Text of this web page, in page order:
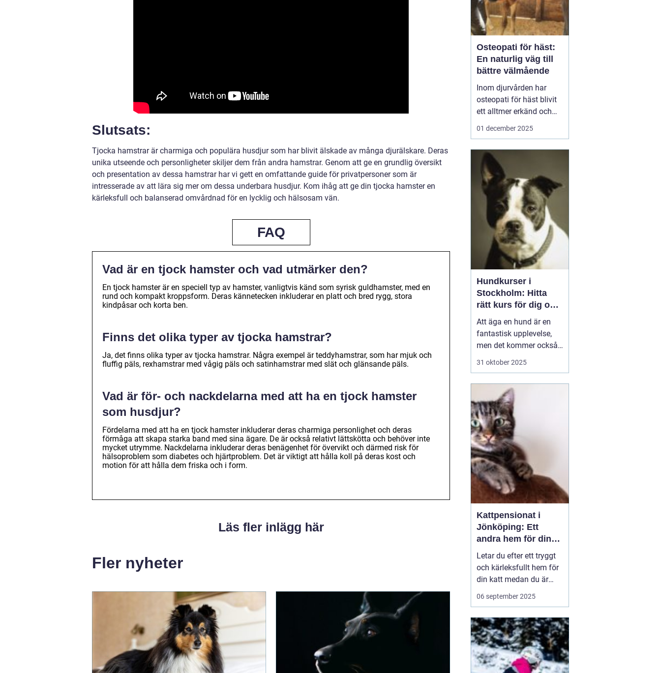
Slutsats:
Tjocka hamstrar är charmiga och populära husdjur som har blivit älskade av många djurälskare. Deras
unika utseende och personligheter skiljer dem från andra hamstrar. Genom att ge en grundlig översikt
och presentation av dessa hamstrar har vi gett en omfattande guide för privatpersoner som är
intresserade av att lära sig mer om dessa underbara husdjur. Kom ihåg att ge din tjocka hamster en
kärleksfull och balanserad omvårdnad för en lycklig och hälsosam vän.
FAQ
Vad är en tjock hamster och vad utmärker den?
En tjock hamster är en speciell typ av hamster, vanligtvis känd som syrisk guldhamster, med en
rund och kompakt kroppsform. Deras kännetecken inkluderar en platt och bred rygg, stora
kindpåsar och korta ben.
Finns det olika typer av tjocka hamstrar?
Ja, det finns olika typer av tjocka hamstrar. Några exempel är teddyhamstrar, som har mjuk och
fluffig päls, rexhamstrar med vågig päls och satinhamstrar med slät och glänsande päls.
Vad är för- och nackdelarna med att ha en tjock hamster
som husdjur?
Fördelarna med att ha en tjock hamster inkluderar deras charmiga personlighet och deras
förmåga att skapa starka band med sina ägare. De är också relativt lättskötta och behöver inte
mycket utrymme. Nackdelarna inkluderar deras benägenhet för övervikt och därmed risk för
hälsoproblem som diabetes och hjärtproblem. Det är viktigt att hålla koll på deras kost och
motion för att hålla dem friska och i form.
Läs fler inlägg här
Fler nyheter
Osteopati för häst:
En naturlig väg till
bättre välmående
Inom djurvården har
osteopati för häst blivit
ett alltmer erkänd och
använd
hälsa och
välbefinnande. Likt
människor, kan hästar
uppleva sp&au...
01 december 2025
Hundkurser i
Stockholm: Hitta
rätt kurs för dig och
din hund
Att äga en hund är en
fantastisk upplevelse,
men det kommer också
med sitt ansvar. Att
fyrbenta vän är
avgörande för en
harmonisk vardag
tillsammans. I
Stockholm finns de...
31 oktober 2025
Kattpensionat i
Jönköping: Ett
andra hem för din
katt
Letar du efter ett tryggt
och kärleksfullt hem för
din katt medan du är
bortrest? Ett
kattpensionat kan vara
I hjärtat av Småland,
precis utanför
Jönköping, erbjuder flera
kattpensio...
06 september 2025